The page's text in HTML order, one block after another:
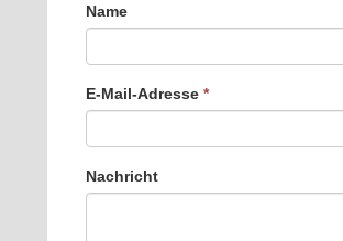
Name
E-Mail-Adresse *
Nachricht